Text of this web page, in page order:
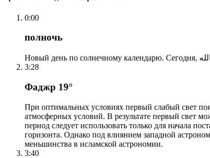
0:00
полночь
3:28
Фаджр 19°
При оптимальных условиях первый слабый свет
атмосферных условий. В результате первый свет
период следует использовать только для начала
горизонта. Однако под влиянием западной
меньшинства в исламской астрономии.
3:40